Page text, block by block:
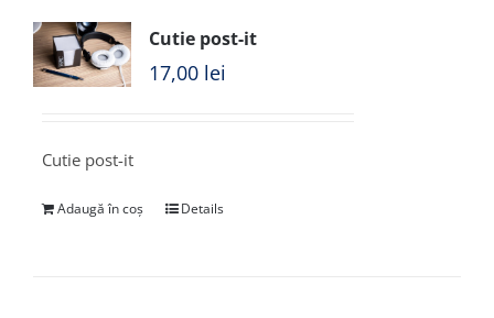
Cutie post-it
17,00 lei
Cutie post-it
Adaugă în coș Details